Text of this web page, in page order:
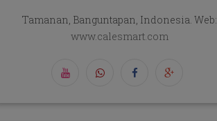
Tamanan, Banguntapan, Indonesia. Web:
www.calesmart.com